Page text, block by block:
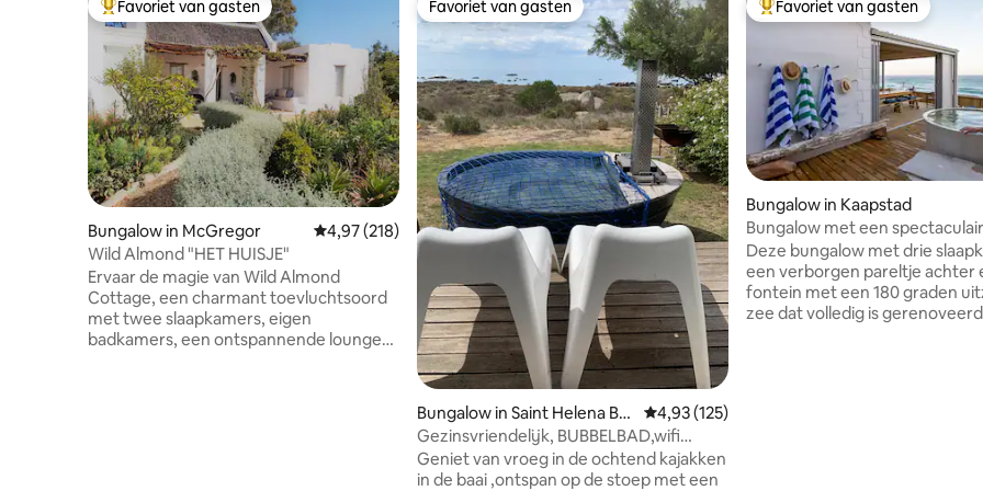
Topfavoriet van gasten
Favoriet van gasten
Bungalow in McGregor Gemiddelde beoordeling van 4,97 uit 5, 218 recensies
4,97 (218)
Wild Almond "HET HUISJE"
Ervaar de magie van Wild Almond
Cottage, een charmant toevluchtsoord
met twee slaapkamers, eigen
badkamers, een ontspannende lounge
Favoriet van gasten
Favoriet van gasten
Bungalow in Saint Helena Ba
y
Gemiddelde beoordeling van 4,93 uit 5, 125
4,93 (125)
Gezinsvriendelijk, BUBBELBAD,wifi
,kajak,huisdieren welkom
Geniet van vroeg in de ochtend kajakken
in de baai ,ontspan op de stoep met een
Topfavoriet van gasten
Favoriet van gasten
Bungalow in Kaapstad
Bungalow met een
Deze bungalow met drie
een verborgen pareltje achter
fontein met een 180 graden
zee dat volledig is